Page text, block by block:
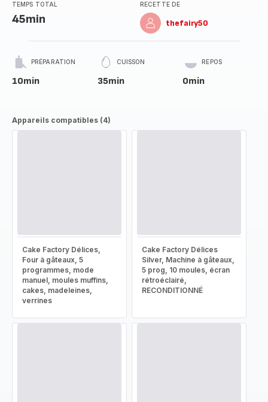
TEMPS TOTAL
45min
RECETTE DE
thefairy50
PRÉPARATION
10min
CUISSON
35min
REPOS
0min
Appareils compatibles (4)
Cake Factory Délices,
Four à gâteaux, 5
programmes, mode
manuel, moules muffins,
cakes, madeleines,
verrines
Cake Factory Délices
Silver, Machine à gâteaux,
5 prog, 10 moules, écran
rétroéclairé,
RECONDITIONNÉ